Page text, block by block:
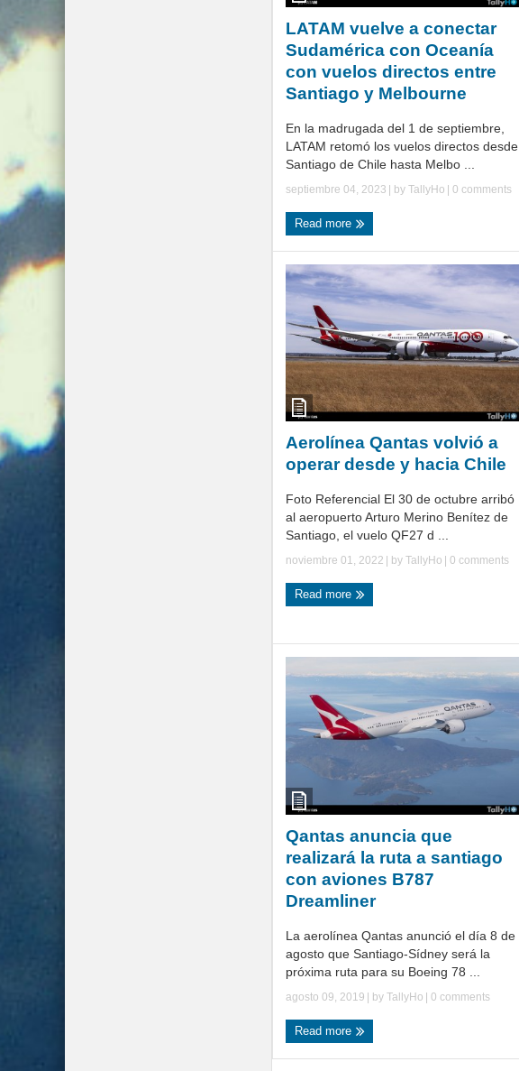
LATAM vuelve a conectar
Sudamérica con Oceanía
con vuelos directos entre
Santiago y Melbourne
En la madrugada del 1 de septiembre,
LATAM retomó los vuelos directos desde
Santiago de Chile hasta Melbo ...
septiembre 04, 2023 | by TallyHo 0 comments
Read more
Aerolínea Qantas volvió a
operar desde y hacia Chile
Foto Referencial El 30 de octubre arribó
al aeropuerto Arturo Merino Benítez de
Santiago, el vuelo QF27 d ...
noviembre 01, 2022 | by TallyHo 0 comments
Read more
Qantas anuncia que
realizará la ruta a santiago
con aviones B787
Dreamliner
La aerolínea Qantas anunció el día 8 de
agosto que Santiago-Sídney será la
próxima ruta para su Boeing 78 ...
agosto 09, 2019 | by TallyHo | 0 comments
Read more